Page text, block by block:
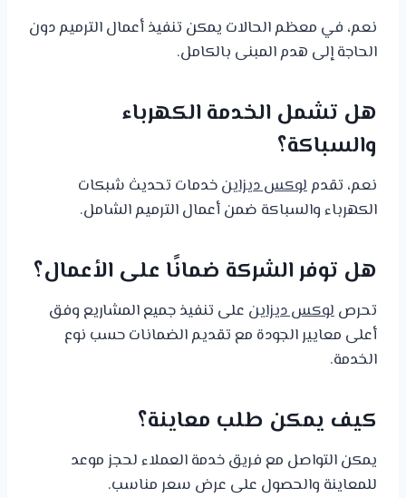
نعم، في معظم الحالات يمكن تنفيذ أعمال الترميم دون
الحاجة إلى هدم المبنى بالكامل.
هل تشمل الخدمة الكهرباء
والسباكة؟
نعم، تقدملوكس ديزاينخدمات تحديث شبكات
الكهرباء والسباكة ضمن أعمال الترميم الشامل.
هل توفر الشركة ضمانًا على الأعمال؟
تحرصلوكس ديزاين على تنفيذ جميع المشاريع وفق
أعلى معايير الجودة مع تقديم الضمانات حسب نوع
الخدمة.
كيف يمكن طلب معاينة؟
يمكن التواصل مع فريق خدمة العملاء لحجز موعد
للمعاينة والحصول على عرض سعر مناسب.